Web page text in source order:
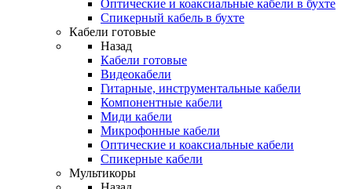
Оптические и коаксиальные кабели в бухте
Спикерный кабель в бухте
Кабели готовые
Назад
Кабели готовые
Видеокабели
Гитарные, инструментальные кабели
Компонентные кабели
Миди кабели
Микрофонные кабели
Оптические и коаксиальные кабели
Спикерные кабели
Мультикоры